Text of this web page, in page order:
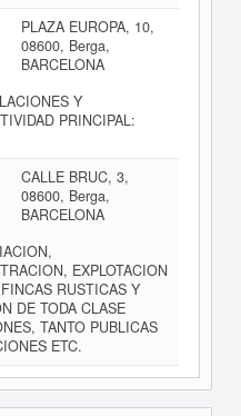
PLAZA EUROPA, 10,
08600, Berga,
BARCELONA
Y
PRINCIPAL:
CALLE BRUC, 3,
08600, Berga,
BARCELONA
EXPLOTACION
RUSTICAS Y
DE TODA CLASE
TANTO PUBLICAS
ETC.